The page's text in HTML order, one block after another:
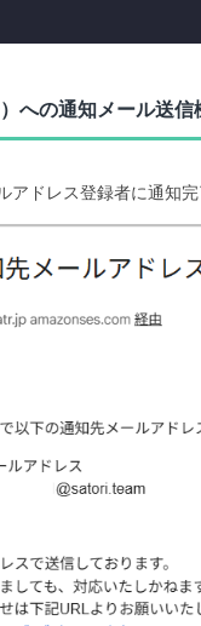
への通知メール送
ドレス登録者に通知完